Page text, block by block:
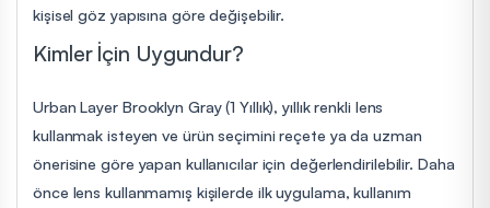
kişisel göz yapısına göre değişebilir.
Kimler İçin Uygundur?
Urban Layer Brooklyn Gray (1 Yıllık), yıllık renkli lens
kullanmak isteyen ve ürün seçimini reçete ya da uzman
önerisine göre yapan kullanıcılar için değerlendirilebilir. Daha
önce lens kullanmamış kişilerde ilk uygulama, kullanım